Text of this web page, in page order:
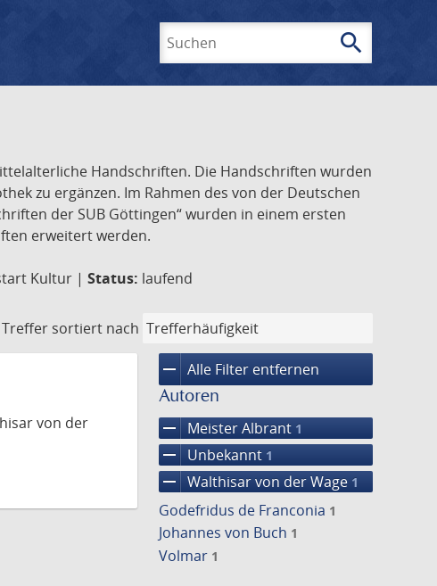
search
Handschriften. Die Handschriften wurden
zu ergänzen. Im Rahmen des von der Deutschen
der SUB Göttingen“ wurden in einem ersten
erweitert werden.
Kultur | Status: laufend
Treffer sortiert nach
remove Alle Filter entfernen
Autoren
remove Meister Albrant 1
remove Unbekannt 1
remove Walthisar von der Wage 1
Godefridus de Franconia 1
Johannes von Buch 1
Volmar 1
von der